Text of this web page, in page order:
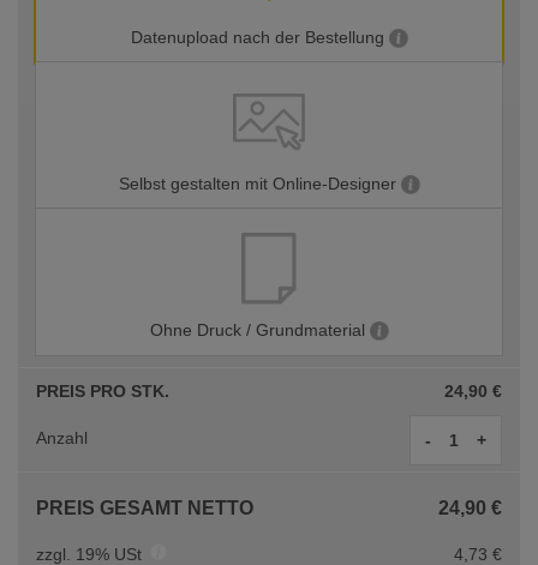
Datenupload nach der Bestellung
Selbst gestalten mit Online-Designer
Ohne Druck / Grundmaterial
PREIS PRO STK. 24,90 €
Anzahl - +
PREIS GESAMT NETTO 24,90 €
zzgl. 19% USt 4,73 €